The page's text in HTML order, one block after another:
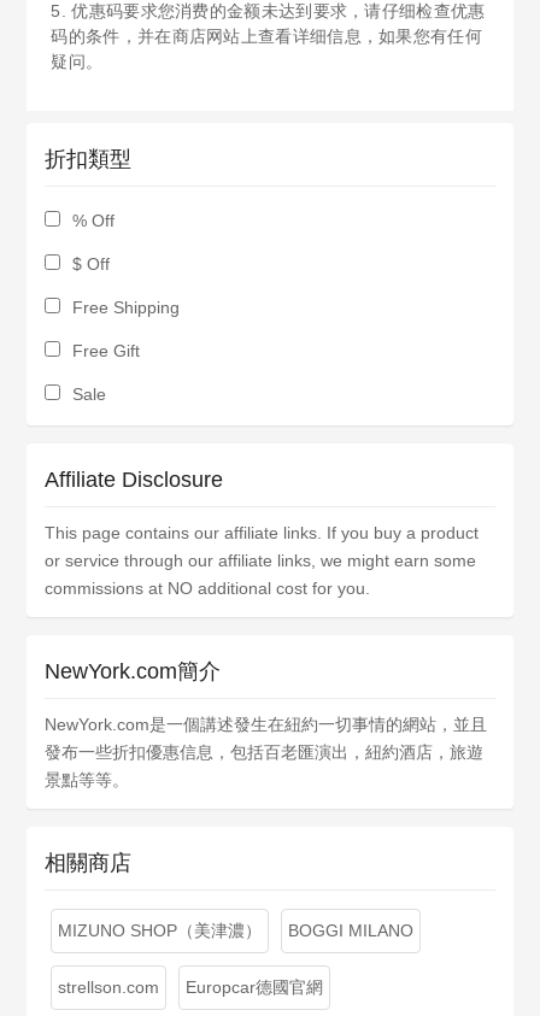
5. 优惠码要求您消费的金额未达到要求，请仔细检查优惠
码的条件，并在商店网站上查看详细信息，如果您有任何
疑问。
折扣類型
% Off
$ Off
Free Shipping
Free Gift
Sale
Affiliate Disclosure
This page contains our affiliate links. If you buy a product
or service through our affiliate links, we might earn some
commissions at NO additional cost for you.
NewYork.com簡介
NewYork.com是一個講述發生在紐約一切事情的網站，並且
發布一些折扣優惠信息，包括百老匯演出，紐約酒店，旅遊
景點等等。
相關商店
MIZUNO SHOP（美津濃） BOGGI MILANO
strellson.com Europcar德國官網